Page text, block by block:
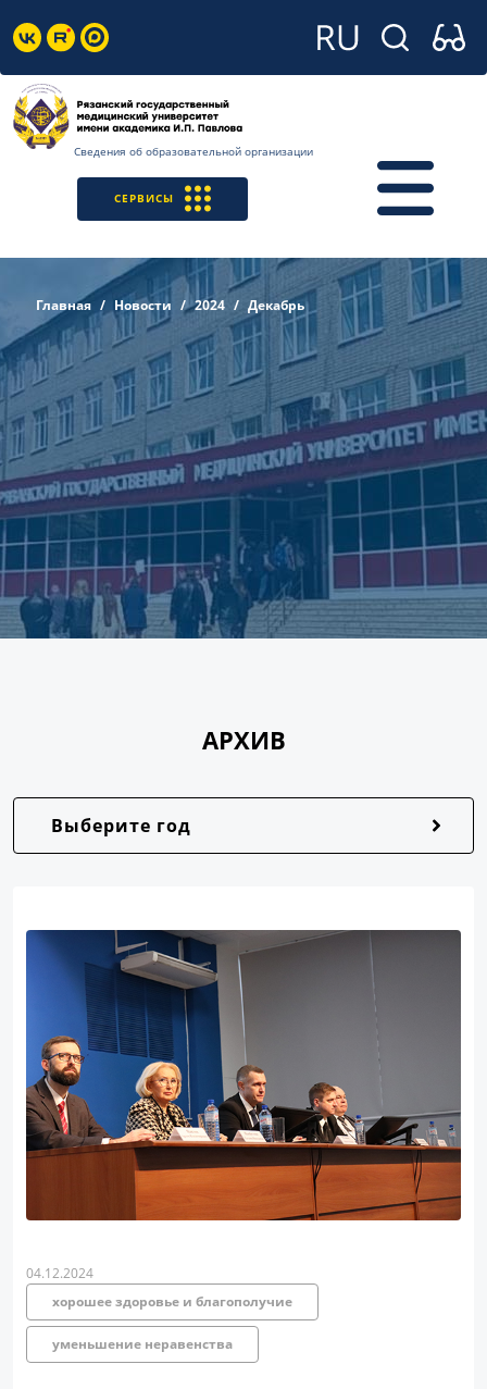
Сведения об образовательной организации
СЕРВИСЫ
Главная Новости 2024 Декабрь
АРХИВ
Выберите год
04.12.2024
хорошее здоровье и благополучие
уменьшение неравенства